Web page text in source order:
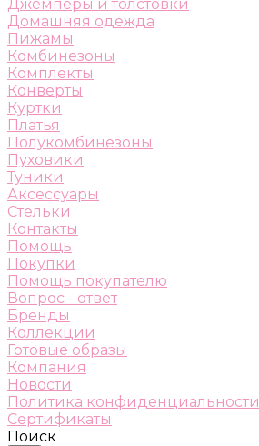
Джемперы и толстовки
Домашняя одежда
Пижамы
Комбинезоны
Комплекты
Конверты
Куртки
Платья
Полукомбинезоны
Пуховики
Туники
Аксессуары
Стельки
Контакты
Помощь
Покупки
Помощь покупателю
Вопрос - ответ
Бренды
Коллекции
Готовые образы
Компания
Новости
Политика конфиденциальности
Сертификаты
Поиск